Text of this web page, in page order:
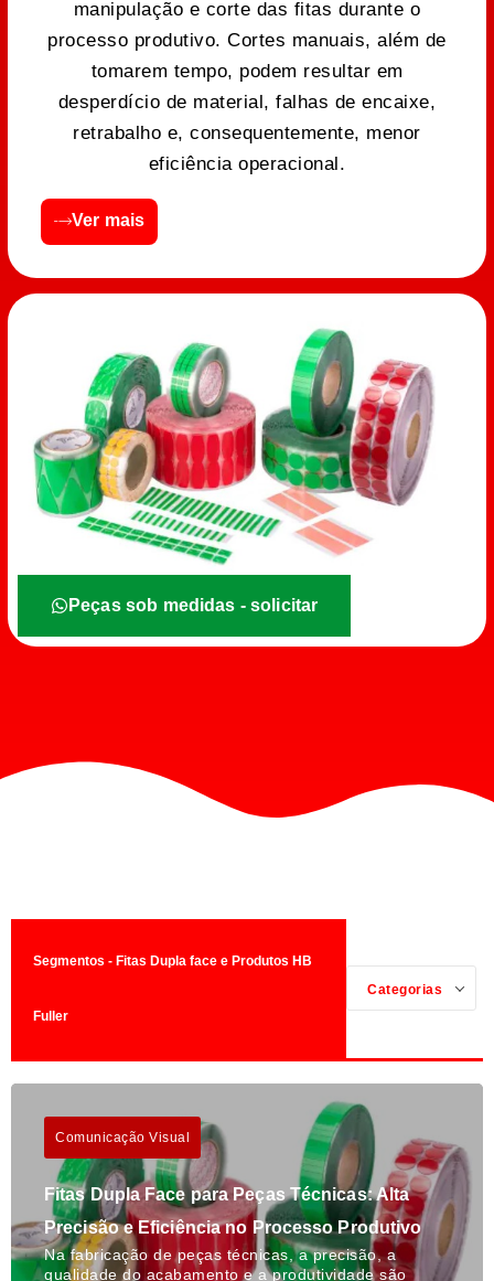
manipulação e corte das fitas durante o
processo produtivo. Cortes manuais, além de
tomarem tempo, podem resultar em
desperdício de material, falhas de encaixe,
retrabalho e, consequentemente, menor
eficiência operacional.
Ver mais
Peças sob medidas - solicitar
Segmentos - Fitas Dupla face e Produtos HB
Fuller
Categorias
Comunicação Visual
Fitas Dupla Face para Peças Técnicas: Alta
Precisão e Eficiência no Processo Produtivo
Na fabricação de peças técnicas, a precisão, a
qualidade do acabamento e a produtividade são